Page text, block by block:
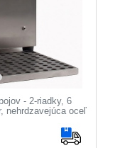
- 2-riadky, 6
nehrdzavejúca oceľ